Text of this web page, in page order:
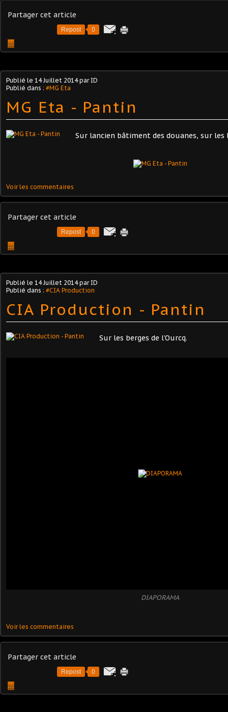
Partager cet article
Repost 0
…
Publié le 14 Juillet 2014par ID
Publié dans : #MG Eta
MG Eta - Pantin
Sur lancien bâtiment des douanes, sur les
Voir les commentaires
Partager cet article
Repost 0
…
Publié le 14 Juillet 2014par ID
Publié dans : #CIA Production
CIA Production - Pantin
Sur les berges de l'Ourcq.
DIAPORAMA
Voir les commentaires
Partager cet article
Repost 0
…